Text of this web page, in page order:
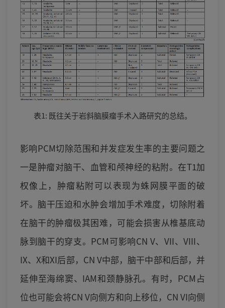
表1: 既往关于岩斜脑膜瘤手术入路研究的总结。
影响PCM切除范围和并发症发生率的主要问题之
一是肿瘤对脑干、血管和颅神经的粘附。在T1加
权像上，肿瘤粘附可以表现为蛛网膜平面的破
坏。脑干压迫和水肿会增加手术难度，切除附着
在脑干的肿瘤极其困难，可能会损害从椎基底动
脉到脑干的穿支。PCM可影响CN V、VII、VIII、
IX、X和XI后部，CN V中部，脑干中部和后部，并
延伸至海绵窦、IAM和颈静脉孔。有时，PCM占
位也可能会将CN V向侧方和向上移位，CN VI向侧